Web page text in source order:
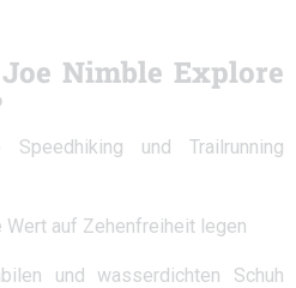
Nimble Explore
und Trailrunning
Wert auf Zehenfreiheit legen
und wasserdichten Schuh